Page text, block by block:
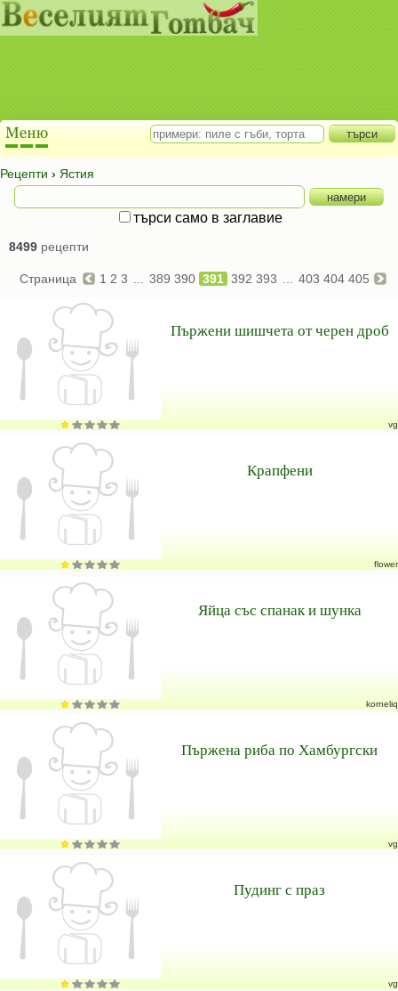
Рецепти › Ястия
търси само в заглавие
8499 рецепти
Страница 1 2 3 389 390 391 392 393 403 404 405
Пържени шишчета от черен дроб
vg
Крапфени
flower
Яйца със спанак и шунка
korneliq
Пържена риба по Хамбургски
vg
Пудинг с праз
vg